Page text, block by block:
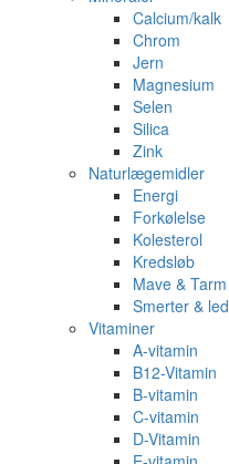
Calcium/kalk
Chrom
Jern
Magnesium
Selen
Silica
Zink
Naturlægemidler
Energi
Forkølelse
Kolesterol
Kredsløb
Mave & Tarm
Smerter & led
Vitaminer
A-vitamin
B12-Vitamin
B-vitamin
C-vitamin
D-Vitamin